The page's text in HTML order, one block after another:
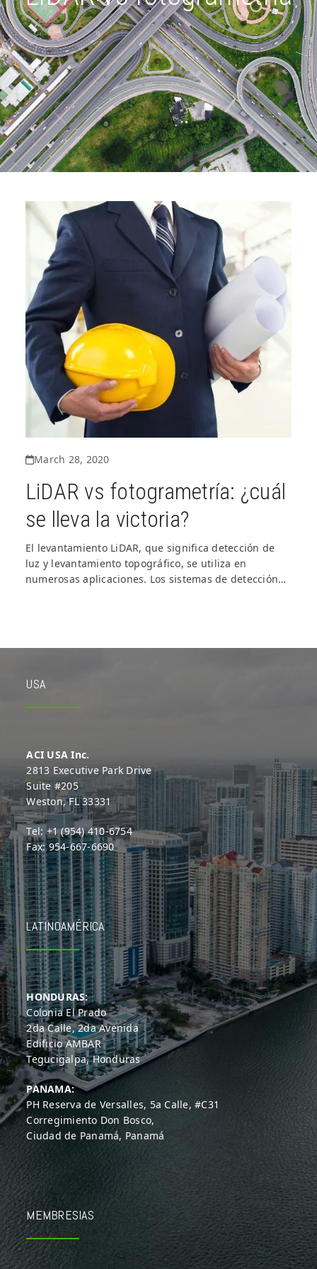
March 28, 2020
LiDAR vs fotogrametría: ¿cuál
se lleva la victoria?
El levantamiento LiDAR, que significa detección de
luz y levantamiento topográfico, se utiliza en
numerosas aplicaciones. Los sistemas de detección…
USA
ACI USA Inc.
2813 Executive Park Drive
Suite #205
Weston, FL 33331
Tel: +1 (954) 410-6754
Fax: 954-667-6690
LATINOAMÉRICA
HONDURAS:
Colonia El Prado
2da Calle, 2da Avenida
Edificio AMBAR
Tegucigalpa, Honduras
PANAMA:
PH Reserva de Versalles, 5a Calle, #C31
Corregimiento Don Bosco,
Ciudad de Panamá, Panamá
MEMBRESIAS